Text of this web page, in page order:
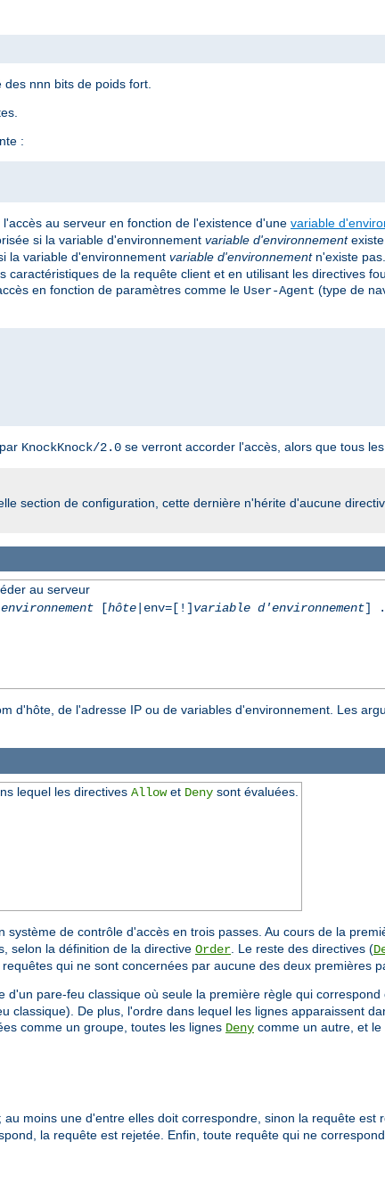
nnn bits de poids fort.
:
au serveur en fonction de l'existence d'une variable
si la variable d'environnement variable d'environnement
la variable d'environnement variable d'environnementn'existe
de la requête client et en utilisant les directives
en fonction de paramètres comme le User-Agent (type de
KnockKnock/2.0 se verront accorder l'accès, alors que tous
section de configuration, cette dernière n'hérite d'aucune
au serveur
[hôte|env=[!] variable d'environnement]
d'hôte, de l'adresse IP ou de variables d'environnement. Les
lequel les directives Allowet Denysont évaluées.
système de contrôle d'accès en trois passes. Au cours de la
selon la définition de la directive Order . Le reste des directives (
qui ne sont concernées par aucune des deux premières
d'un pare-feu classique où seule la première règle qui
De plus, l'ordre dans lequel les lignes apparaissent
comme un groupe, toutes les lignes Deny comme un autre, et
moins une d'entre elles doit correspondre, sinon la requête est
la requête est rejetée. Enfin, toute requête qui ne